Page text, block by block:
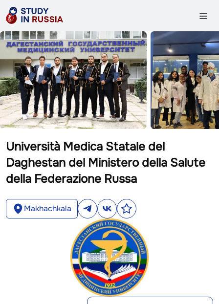
Università Medica Statale del
Daghestan del Ministero della Salute
della Federazione Russa
Makhachkala